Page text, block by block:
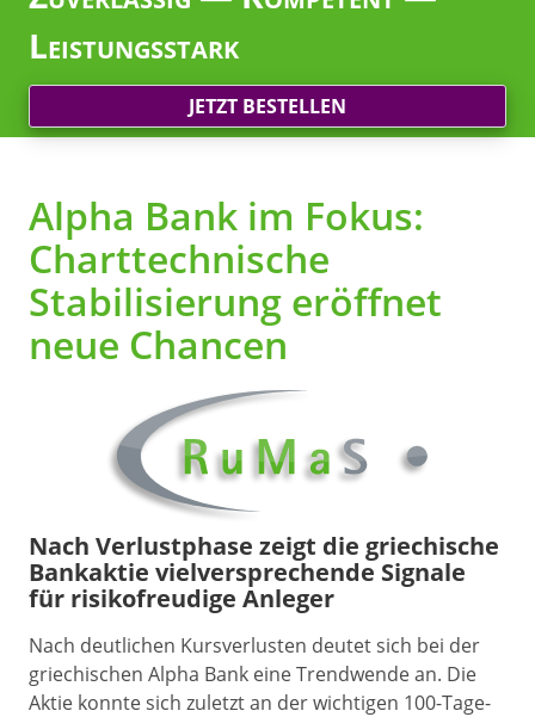
Leistungsstark
JETZT BESTELLEN
Alpha Bank im Fokus:
Charttechnische
Stabilisierung eröffnet
neue Chancen
Nach Verlustphase zeigt die griechische
Bankaktie vielversprechende Signale
für risikofreudige Anleger
Nach deutlichen Kursverlusten deutet sich bei der
griechischen Alpha Bank eine Trendwende an. Die
Aktie konnte sich zuletzt an der wichtigen 100-Tage-